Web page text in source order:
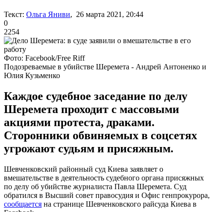
Текст: Ольга Яниви, 26 марта 2021, 20:44
0
2254
Фото: Facebook/Free Riff
Подозреваемые в убийстве Шеремета - Андрей Антоненко и
Юлия Кузьменко
Каждое судебное заседание по делу
Шеремета проходит с массовыми
акциями протеста, драками.
Сторонники обвиняемых в соцсетях
угрожают судьям и присяжным.
Шевченковский районный суд Киева заявляет о
вмешательстве в деятельность судебного органа присяжных
по делу об убийстве журналиста Павла Шеремета. Суд
обратился в Высший совет правосудия и Офис генпрокурора,
сообщается на странице Шевченковского райсуда Киева в